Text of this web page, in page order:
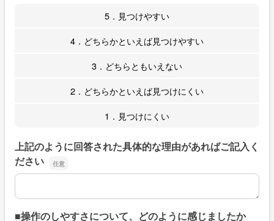
5．見つけやすい
4．どちらかといえば見つけやすい
3．どちらともいえない
2．どちらかといえば見つけにくい
1．見つけにくい
上記のように回答された具体的な理由があればご記入く
ださい
上記のように回答された具体的な理由があればご記入くだ
■操作のしやすさについて、どのように感じましたか